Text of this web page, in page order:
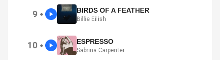
9 ● BIRDS OF A FEATHER
Billie Eilish
10 ● ESPRESSO
Sabrina Carpenter